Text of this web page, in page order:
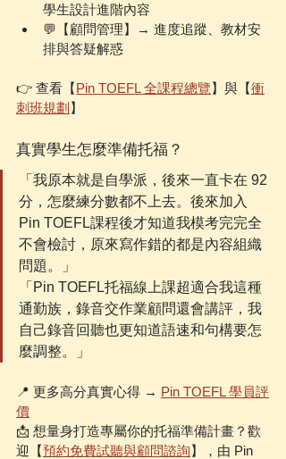
學生設計進階內容
💬【顧問管理】→ 進度追蹤、教材安
排與答疑解惑
👉 查看【Pin TOEFL 全課程總覽】與【衝
刺班規劃 】
真實學生怎麼準備托福？
「我原本就是自學派，後來一直卡在 92
分，怎麼練分數都不上去。後來加入
Pin TOEFL課程後才知道我模考完完全
不會檢討，原來寫作錯的都是內容組織
問題。」
「Pin TOEFL托福線上課超適合我這種
通勤族，錄音交作業顧問還會講評，我
自己錄音回聽也更知道語速和句構要怎
麼調整。」
📍 更多高分真實心得 → Pin TOEFL 學員評
價
📩 想量身打造專屬你的托福準備計畫？歡
迎【預約免費試聽與顧問諮詢】，由 Pin